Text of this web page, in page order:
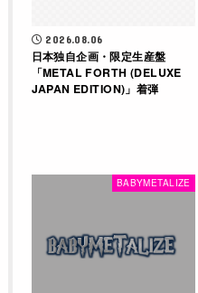
2026.08.06
日本独自企画・限定生産盤
「METAL FORTH (DELUXE
JAPAN EDITION)」着弾
BABYMETALIZE